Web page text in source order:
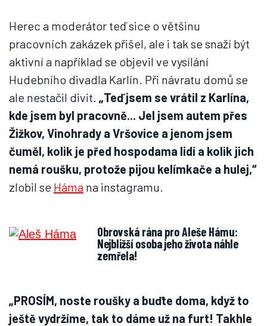
Herec a moderátor teď sice o většinu
pracovních zakázek přišel, ale i tak se snaží být
aktivní a například se objevil ve vysílání
Hudebního divadla Karlín. Při návratu domů se
ale nestačil divit. „Teď jsem se vrátil z Karlína,
kde jsem byl pracovně... Jel jsem autem přes
Žižkov, Vinohrady a Vršovice a jenom jsem
čuměl, kolik je před hospodama lidí a kolik jich
nemá roušku, protože pijou kelímkače a hulej,“
zlobil se Háma na instagramu.
Obrovská rána pro Aleše Hámu:
Nejbližší osoba jeho života náhle
zemřela!
„PROSÍM, noste roušky a buďte doma, když to
ještě vydržíme, tak to dáme už na furt! Takhle